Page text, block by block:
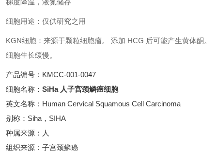
梯度降温，液氮储存
细胞用途：仅供研究之用
KGN细胞：来源于颗粒细胞瘤。 添加 HCG 后可能产生黄体酮。
细胞生长缓慢。
产品编号：KMCC-001-0047
细胞名称： SiHa 人子宫颈鳞癌细胞
英文名称：Human Cervical Squamous Cell Carcinoma
别称：Siha，SIHA
种属来源：人
组织来源：子宫颈鳞癌